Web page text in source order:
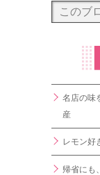
名店の味
産
レモン好
帰省にも